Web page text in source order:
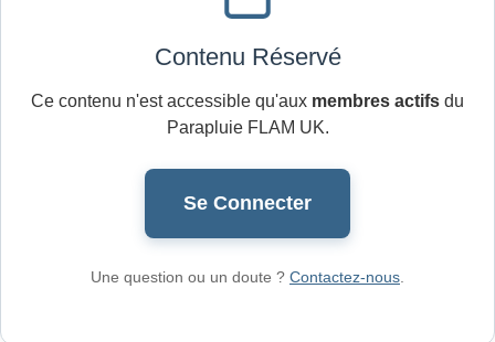
Contenu Réservé
Ce contenu n'est accessible qu'aux membres actifs du
Parapluie FLAM UK.
Se Connecter
Une question ou un doute ? Contactez-nous.